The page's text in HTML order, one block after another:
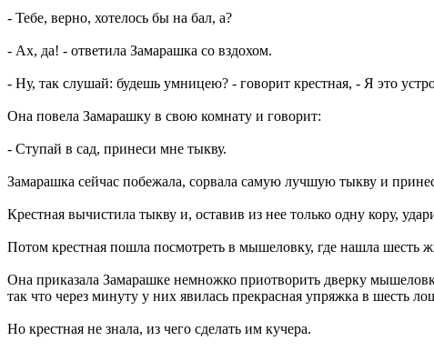
- Тебе, верно, хотелось бы на бал, а?
- Ах, да! - ответила Замарашка со вздохом.
- Ну, так слушай: будешь умницею? - говорит крестная, - Я это
Она повела Замарашку в свою комнату и говорит:
- Ступай в сад, принеси мне тыкву.
Замарашка сейчас побежала, сорвала самую лучшую тыкву и
Крестная вычистила тыкву и, оставив из нее только одну кору,
Потом крестная пошла посмотреть в мышеловку, где нашла шесть
Она приказала Замарашке немножко приотворить дверку
так что через минуту у них явилась прекрасная упряжка в шесть
Но крестная не знала, из чего сделать им кучера.